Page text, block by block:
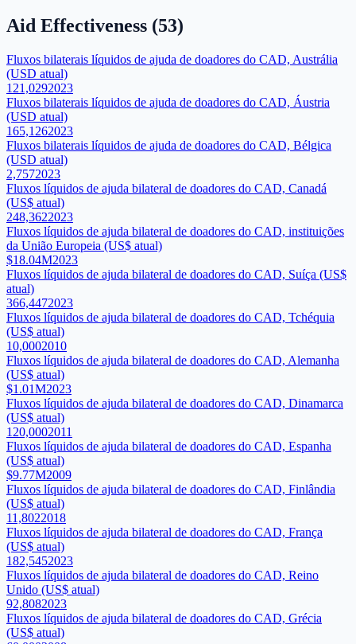
Aid Effectiveness (53)
Fluxos bilaterais líquidos de ajuda de doadores do CAD, Austrália
(USD atual)
121,0292023
Fluxos bilaterais líquidos de ajuda de doadores do CAD, Áustria
(USD atual)
165,1262023
Fluxos bilaterais líquidos de ajuda de doadores do CAD, Bélgica
(USD atual)
2,7572023
Fluxos líquidos de ajuda bilateral de doadores do CAD, Canadá
(US$ atual)
248,3622023
Fluxos líquidos de ajuda bilateral de doadores do CAD, instituições
da União Europeia (US$ atual)
$18.04M2023
Fluxos líquidos de ajuda bilateral de doadores do CAD, Suíça (US$
atual)
366,4472023
Fluxos líquidos de ajuda bilateral de doadores do CAD, Tchéquia
(US$ atual)
10,0002010
Fluxos líquidos de ajuda bilateral de doadores do CAD, Alemanha
(US$ atual)
$1.01M2023
Fluxos líquidos de ajuda bilateral de doadores do CAD, Dinamarca
(US$ atual)
120,0002011
Fluxos líquidos de ajuda bilateral de doadores do CAD, Espanha
(US$ atual)
$9.77M2009
Fluxos líquidos de ajuda bilateral de doadores do CAD, Finlândia
(US$ atual)
11,8022018
Fluxos líquidos de ajuda bilateral de doadores do CAD, França
(US$ atual)
182,5452023
Fluxos líquidos de ajuda bilateral de doadores do CAD, Reino
Unido (US$ atual)
92,8082023
Fluxos líquidos de ajuda bilateral de doadores do CAD, Grécia
(US$ atual)